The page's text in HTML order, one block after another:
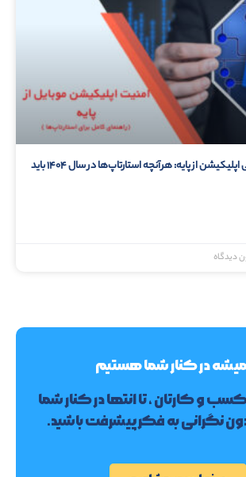
راهنمای امنیت طراحی اپلیکیشن از پایه: هرآنچه استارتاپ‌ها در سال ۱۴۰۴ باید
دیدگاه
در کنار شما هستیم
و کارتان ، تا انتها در کنار شما
نگرانی به فکر پیشرفت باشید.